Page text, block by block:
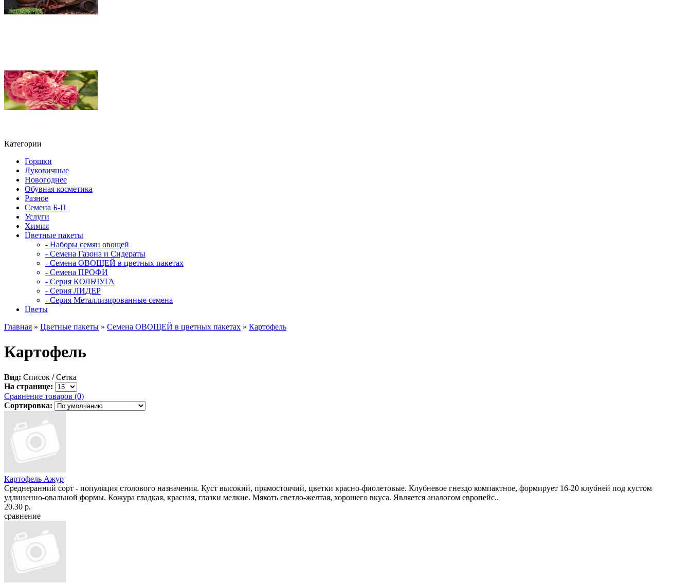
Категории
Горшки
Луковичные
Новогоднее
Обувная косметика
Разное
Семена Б-П
Услуги
Химия
Цветные пакеты
- Наборы семян овощей
- Семена Газона и Сидераты
- Семена ОВОЩЕЙ в цветных пакетах
- Семена ПРОФИ
- Серия КОЛЬЧУГА
- Серия ЛИДЕР
- Серия Металлизированные семена
Цветы
Главная » Цветные пакеты » Семена ОВОЩЕЙ в цветных пакетах » Картофель
Картофель
Вид: Список / Сетка
На странице:
Сравнение товаров (0)
Сортировка:
Картофель Ажур
Среднеранний сорт - популяция столового назначения. Куст высокий, прямостоячий, цветки красно-фиолетовые. Клубневое гнездо компактное, формирует 16-20 клубней под кустом
удлиненно-овальной формы. Кожура гладкая, красная, глазки мелкие. Мякоть светло-желтая, хорошего вкуса. Является аналогом европейс..
20.30 р.
сравнение